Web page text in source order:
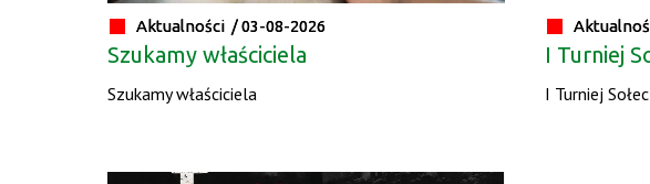
Aktualności /03-08-2026
Szukamy właściciela
Szukamy właściciela
I Turniej
I Turniej